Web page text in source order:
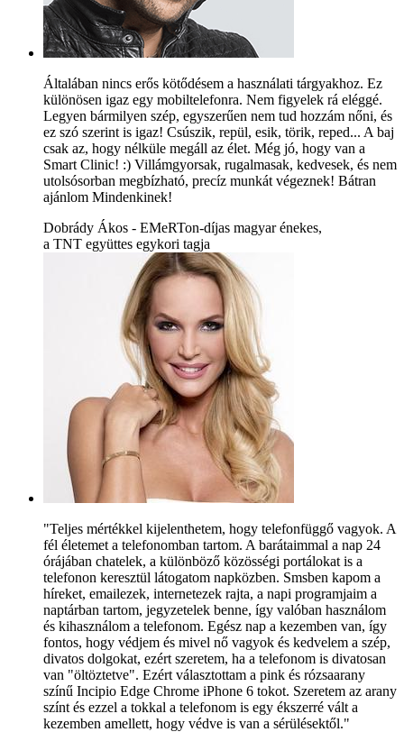
Általában nincs erős kötődésem a használati tárgyakhoz. Ez
különösen igaz egy mobiltelefonra. Nem figyelek rá eléggé.
Legyen bármilyen szép, egyszerűen nem tud hozzám nőni, és
ez szó szerint is igaz! Csúszik, repül, esik, törik, reped... A baj
csak az, hogy nélküle megáll az élet. Még jó, hogy van a
Smart Clinic! :) Villámgyorsak, rugalmasak, kedvesek, és nem
utolsósorban megbízható, precíz munkát végeznek! Bátran
ajánlom Mindenkinek!
Dobrády Ákos - EMeRTon-díjas magyar énekes,
a TNT együttes egykori tagja
"Teljes mértékkel kijelenthetem, hogy telefonfüggő vagyok. A
fél életemet a telefonomban tartom. A barátaimmal a nap 24
órájában chatelek, a különböző közösségi portálokat is a
telefonon keresztül látogatom napközben. Smsben kapom a
híreket, emailezek, internetezek rajta, a napi programjaim a
naptárban tartom, jegyzetelek benne, így valóban használom
és kihasználom a telefonom. Egész nap a kezemben van, így
fontos, hogy védjem és mivel nő vagyok és kedvelem a szép,
divatos dolgokat, ezért szeretem, ha a telefonom is divatosan
van "öltöztetve". Ezért választottam a pink és rózsaarany
színű Incipio Edge Chrome iPhone 6 tokot. Szeretem az arany
színt és ezzel a tokkal a telefonom is egy ékszerré vált a
kezemben amellett, hogy védve is van a sérülésektől."